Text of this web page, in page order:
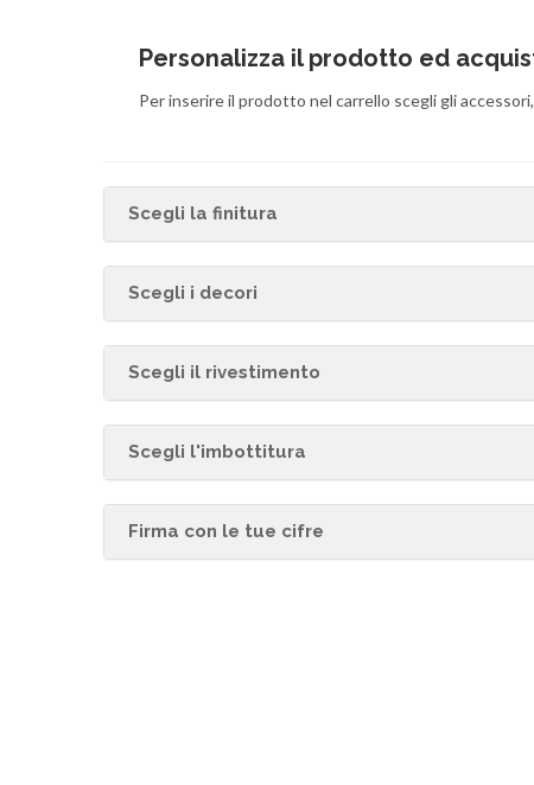
Personalizza il prodotto ed
Per inserire il prodotto nel carrello scegli gli
Scegli la finitura
Scegli i decori
Scegli il rivestimento
Scegli l'imbottitura
Firma con le tue cifre